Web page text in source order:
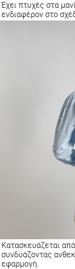
Έχει πτυχές στα
ενδιαφέρον στο
Κατασκευάζεται
συνδυάζοντας
εφαρμογή.